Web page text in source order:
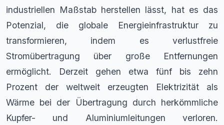
industriellen Maßstab herstellen lässt, hat es das
Potenzial, die globale Energieinfrastruktur zu
transformieren, indem es verlustfreie
Stromübertragung über große Entfernungen
ermöglicht. Derzeit gehen etwa fünf bis zehn
Prozent der weltweit erzeugten Elektrizität als
Wärme bei der Übertragung durch herkömmliche
Kupfer- und Aluminiumleitungen verloren.